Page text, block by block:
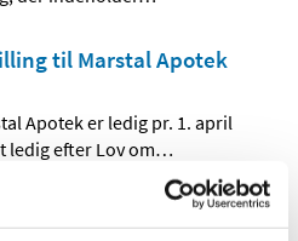
til Marstal Apotek
Apotek er ledig pr. 1. april
ledig efter Lov om…
lægemidler til